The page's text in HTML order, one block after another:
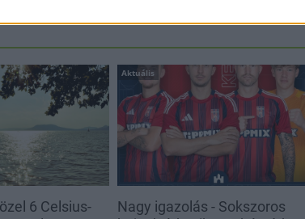
6 Celsius-
Aktuális
Nagy igazolás - Sokszoros